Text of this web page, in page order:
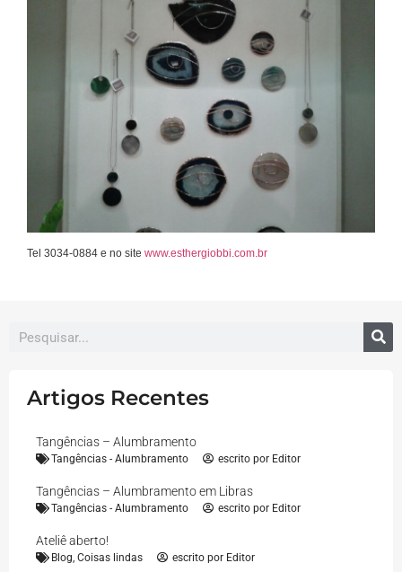
Tel 3034-0884 e no site www.esthergiobbi.com.br
Artigos Recentes
Tangências – Alumbramento
Tangências - Alumbramento escrito por Editor
Tangências – Alumbramento em Libras
Tangências - Alumbramento escrito por Editor
Ateliê aberto!
Blog, Coisas lindas escrito por Editor